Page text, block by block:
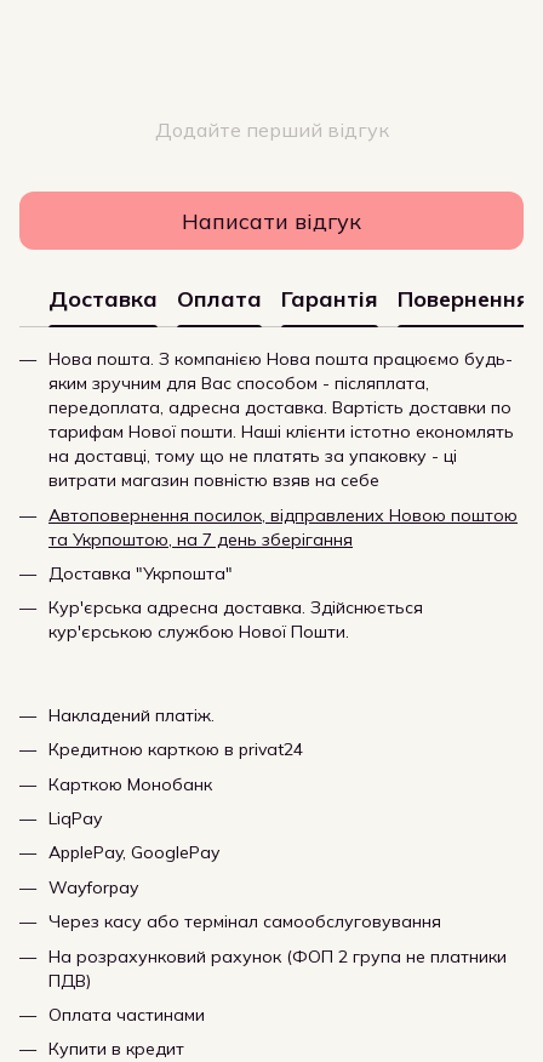
Додайте перший відгук
Написати відгук
Доставка Оплата Гарантія Повернення
Нова пошта. З компанією Нова пошта працюємо будь-
яким зручним для Вас способом - післяплата,
передоплата, адресна доставка. Вартість доставки по
тарифам Нової пошти. Наші клієнти істотно економлять
на доставці, тому що не платять за упаковку - ці
витрати магазин повністю взяв на себе
Автоповернення посилок, відправлених Новою поштою
та Укрпоштою, на 7 день зберігання
Доставка "Укрпошта"
Кур'єрська адресна доставка. Здійснюється
кур'єрською службою Нової Пошти.
Накладений платіж.
Кредитною карткою в privat24
Карткою Монобанк
LiqPay
ApplePay, GooglePay
Wayforpay
Через касу або термінал самообслуговування
На розрахунковий рахунок (ФОП 2 група не платники
ПДВ)
Оплата частинами
Купити в кредит